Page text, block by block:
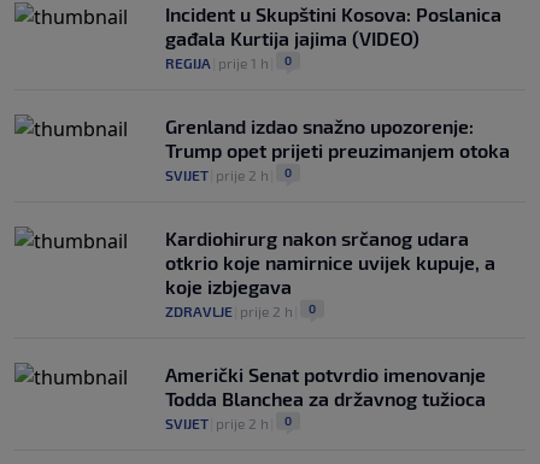
Incident u Skupštini Kosova: Poslanica
gađala Kurtija jajima (VIDEO)
REGIJA prije 1 h 0
Grenland izdao snažno upozorenje:
Trump opet prijeti preuzimanjem otoka
SVIJET prije 2 h 0
Kardiohirurg nakon srčanog udara
otkrio koje namirnice uvijek kupuje, a
koje izbjegava
ZDRAVLJE prije 2 h 0
Američki Senat potvrdio imenovanje
Todda Blanchea za državnog tužioca
SVIJET prije 2 h 0